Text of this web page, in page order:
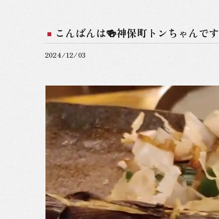
こんばんは🍻神保町トンちゃんで
2024/12/03